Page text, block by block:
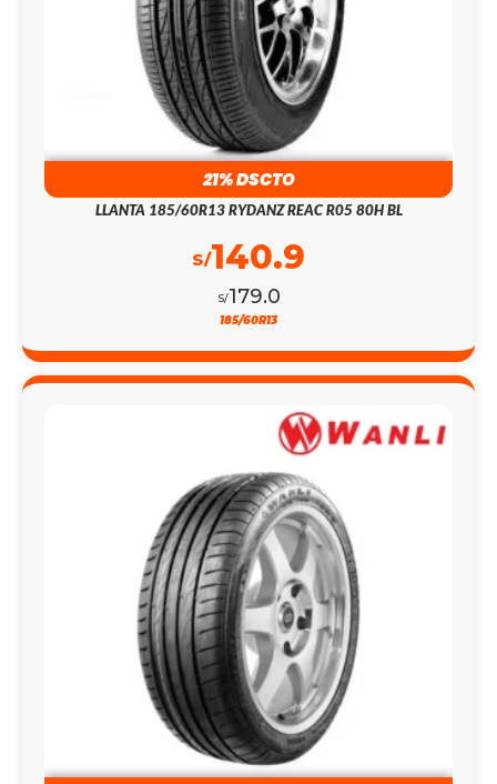
21% DSCTO
LLANTA 185/60R13 RYDANZ REAC R05 80H BL
S/179.0
S/140.9
185/60R13